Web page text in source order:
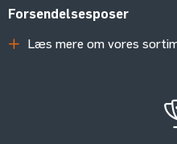
Forsendelsesposer
Læs mere om vores